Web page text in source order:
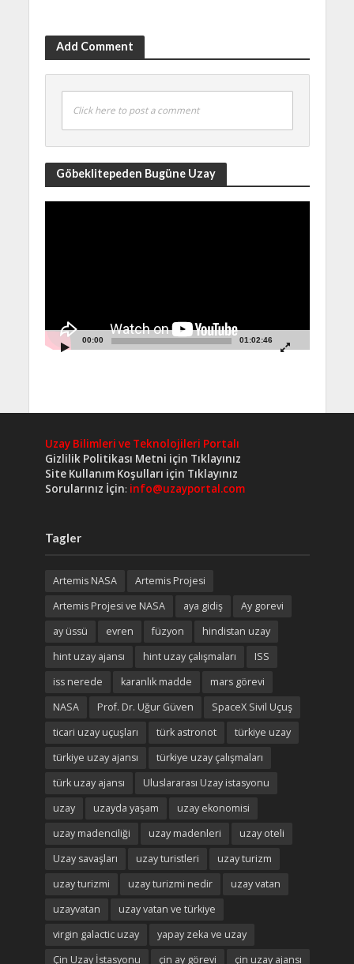
Add Comment
Click here to post a comment
Göbeklitepeden Bugüne Uzay
00:00 01:02:46
Uzay Bilimleri ve Teknolojileri Portalı
Gizlilik Politikası Metni için Tıklayınız
Site Kullanım Koşulları için Tıklayınız
Sorularınız İçin: info@uzayportal.com
Tagler
Artemis NASA
Artemis Projesi
Artemis Projesi ve NASA
aya gidiş
Ay gorevi
ay üssü
evren füzyon
hindistan uzay
hint uzay ajansı
hint uzay çalışmaları
ISS
iss nerede
karanlık madde
mars görevi
NASA
Prof. Dr. Uğur Güven
SpaceX Sivil Uçuş
ticari uzay uçuşları
türk astronot
türkiye uzay
türkiye uzay ajansı
türkiye uzay çalışmaları
türk uzay ajansı
Uluslararası Uzay istasyonu
uzay
uzayda yaşam
uzay ekonomisi
uzay madenciliği
uzay madenleri
uzay oteli
Uzay savaşları
uzay turistleri
uzay turizm
uzay turizmi
uzay turizmi nedir
uzay vatan
uzayvatan
uzay vatan ve türkiye
virgin galactic uzay
yapay zeka ve uzay
Çin Uzay İstasyonu
çin ay görevi çin uzay ajansı